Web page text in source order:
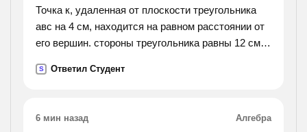
Точка к, удаленная от плоскости треугольника
авс на 4 см, находится на равном расстоянии от
его вершин. стороны треугольника равны 12 см.
плоскость треугольника. б) расстояние от точки
S Ответил Студент
6 мин назад Алгебра